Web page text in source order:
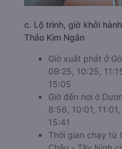
c. Lộ trình, giờ khởi
Thảo Kim Ngân
Giờ xuất phát ở
09:25, 10:25,
15:05
Giờ đến nơi ở
8:56, 10:01, 11:01,
15:41
Thời gian chạy từ